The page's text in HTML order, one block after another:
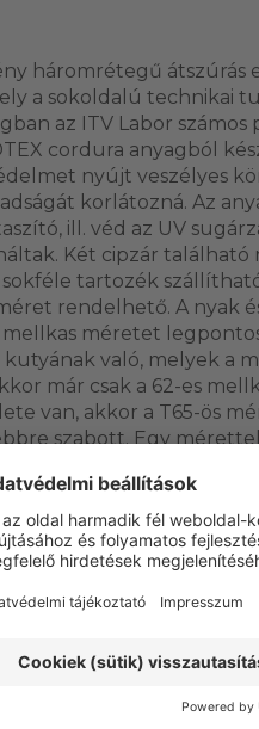
háromrétegű
a sokoldalú technikai
az ITV Labor
cordura anyagból
nyújt veszélyes
korlátozná. Az
ill. véd az UV
Két cipzár található
tartozék
rendelhető. A nyak
mellkas méretet
való, melyek a
már csak a 62-es
van, akkor a T65-ös
szabott. Egy
TERÜLET